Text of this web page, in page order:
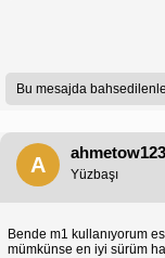
Bu mesajda
A
ahmetow123
Yüzbaşı
Bende m1 kullanıyorum
mümkünse en iyi sürüm